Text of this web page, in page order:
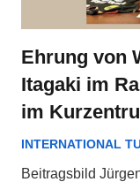
Ehrung von
Itagaki im
im
INTERNATIONAL
Beitragsbild